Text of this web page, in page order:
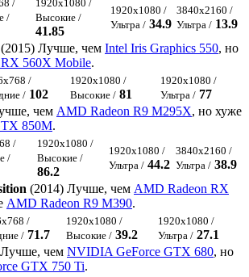
/
/
1920x1080 /
Высокие /
41.85
1920x1080 /
Ультра / 34.9
3840x2160 /
Ультра / 13.9
(2015) Лучше, чем Intel Iris Graphics 550, но
560X Mobile.
/
/ 102
1920x1080 /
Высокие / 81
1920x1080 /
Ультра / 77
чем AMD Radeon R9 M295X, но хуже
850M.
/
/
1920x1080 /
Высокие /
86.2
1920x1080 /
Ультра / 44.2
3840x2160 /
Ультра / 38.9
(2014) Лучше, чем AMD Radeon RX
AMD Radeon R9 M390.
/
/ 71.7
1920x1080 /
Высокие / 39.2
1920x1080 /
Ультра / 27.1
чем NVIDIA GeForce GTX 680, но
GTX 750 Ti.